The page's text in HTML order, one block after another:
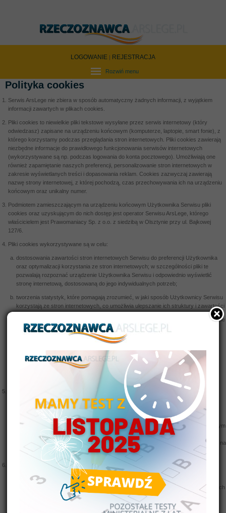
LOGOWANIE | REJESTRACJA
Rozwiń menu
Polityka cookies
Serwis ArsLege nie zbiera w sposób automatyczny żadnych informacji, z wyjątkiem
informacji zawartych w plikach cookies.
Pliki cookies to niewielkie pliki tekstowe wysyłane przez serwis internetowy (który
odwiedzasz) zapisane na urządzeniu końcowym (komputerze, laptopie, smart fonie), z
którego korzystamy podczas przeglądania stron internetowych. Pliki cookies zawierają
niezbędne informacje do prawidłowego funkcjonowania serwisów internetowych
(wykorzystywane są np. podczas logowania do konta pocztowego). Umożliwiają one
również zapamiętanie naszych preferencji, personalizowanie stron internetowych w
zakresie wyświetlanych treści i dopasowania reklam. Cookies zazwyczaj zawierają
nazwę strony internetowej, z której pochodzą, czas przechowywania ich na urządzeniu
końcowym oraz unikalny numer.
Podmiotem zamieszczającym na urządzeniu końcowym Użytkownika Serwisu pliki
cookies oraz uzyskującym do nich dostęp jest operator Serwisu ArsLege, którego
właścicielem jest Prawomaniacy Sp. z o.o. z siedzibą w Olsztynie przy ul. Bajkowej
127/6.
Pliki cookies wykorzystywane są w celu:
dostosowania zawartości stron internetowych Serwisu do preferencji Użytkownika
oraz optymalizacji korzystania ze stron internetowych; w szczególności pliki te
pozwalają rozpoznać urządzenie Użytkownika Serwisu i odpowiednio wyświetlić
stronę internetową, dostosowaną do jego indywidualnych potrzeb;
tworzenia statystyk, które pomagają zrozumieć, w jaki sposób Użytkownicy Serwisu
korzystają ze stron internetowych, co umożliwia ulepszanie ich struktury i zawartości
utrzymania sesji Użytkownika Serwisu (po zalogowaniu), dzięki której Użytkownik nie
musi na każdej podstronie Serwisu ponownie wpisywać loginu i hasła;
przechowywania towarów dodanych przez nas do koszyka zakupów
prezentacji reklam w sposób uwzględniający nasze zainteresowania czy miejsce
zamieszkania;
tworzyć anonimowe statystyki odwiedzalności serwisów
W ramach Serwisu stosowane są dwa zasadnicze rodzaje plików cookies: „sesyjne”
(session cookies) oraz „stałe” (persistent cookies). Cookies „sesyjne” są plikami
tymczasowymi, które przechowywane są w urządzeniu końcowym Użytkownika do
czasu wylogowania, opuszczenia strony internetowej lub wyłączenia oprogramowania
(przeglądarki internetowej). Cookies „stałe” przechowywane są w urządzeniu końcowym
Użytkownika przez czas określony w parametrach plików cookies lub do czasu ich
usunięcia przez Użytkownika. Ten rodzaj plików zezwala na przekazywanie informacji na
serwer za każdym razem, gdy odwiedzana jest dana stronę.
W ramach Serwisu stosowane są następujące rodzaje plików cookies:
„niezbędne” pliki cookies, umożliwiające korzystanie z usług dostępnych w ramach
Serwisu, np. uwierzytelniające pliki cookies wykorzystywane do usług wymagających
uwierzytelniania w ramach Serwisu;
pliki cookies służące do zapewnienia bezpieczeństwa, np. wykorzystywane do